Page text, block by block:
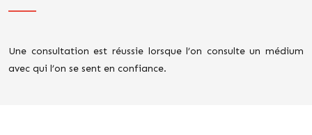
Une consultation est réussie lorsque l’on consulte un médium
avec qui l’on se sent en confiance.